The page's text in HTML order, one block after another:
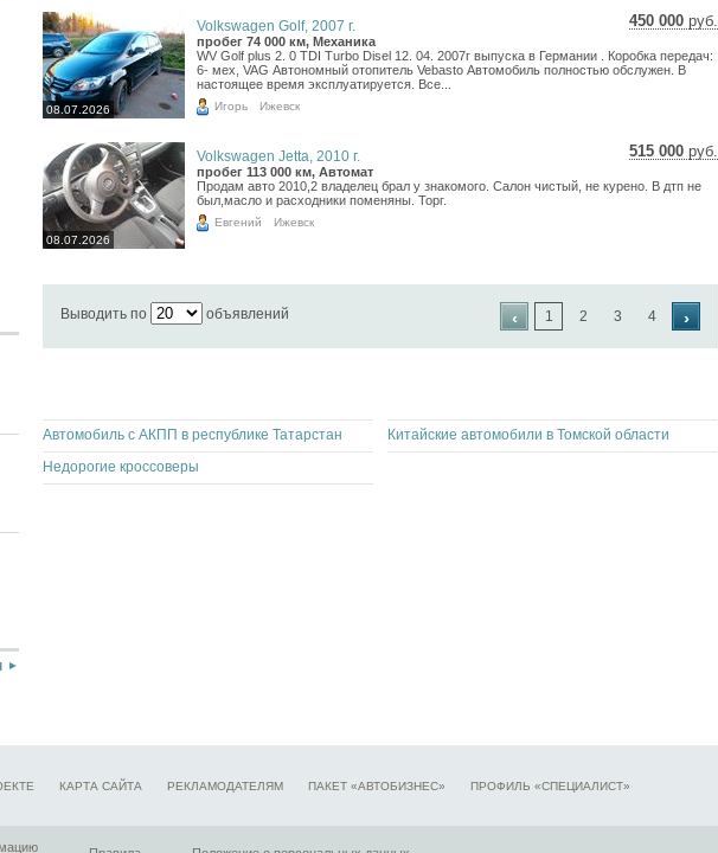
08.07.2026
450 000 руб.
6 582 €
Volkswagen Golf, 2007 г.
пробег 74 000 км, Механика
WV Golf plus 2. 0 TDI Turbo Disel 12. 04. 2007г выпуска в Германии . Коробка передач:
6- мех, VAG Автономный отопитель Vebasto Автомобиль полностью обслужен. В
настоящее время эксплуатируется. Все...
Игорь Ижевск
08.07.2026
515 000 руб.
7 532 €
Volkswagen Jetta, 2010 г.
пробег 113 000 км, Автомат
Продам авто 2010,2 владелец брал у знакомого. Салон чистый, не курено. В дтп не
был,масло и расходники поменяны. Торг.
Евгений Ижевск
Выводить по объявлений ‹ 1 2 3 4 ›
Автомобиль с АКПП в республике Татарстан
Китайские автомобили в Томской области
Недорогие кроссоверы
КАРТА САЙТА РЕКЛАМОДАТЕЛЯМ ПАКЕТ «АВТОБИЗНЕС» ПРОФИЛЬ «СПЕЦИАЛИСТ»